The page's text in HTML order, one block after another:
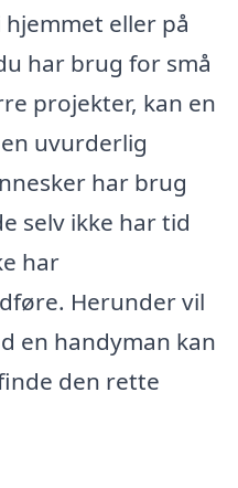
eller på
har brug for små
projekter, kan en
uvurderlig
har brug
selv ikke har tid
har
Herunder vil
en handyman kan
den rette